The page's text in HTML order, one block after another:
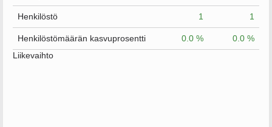
Henkilöstö 1 1
Henkilöstömäärän kasvuprosentti 0.0 %
0.0 %
Liikevaihto